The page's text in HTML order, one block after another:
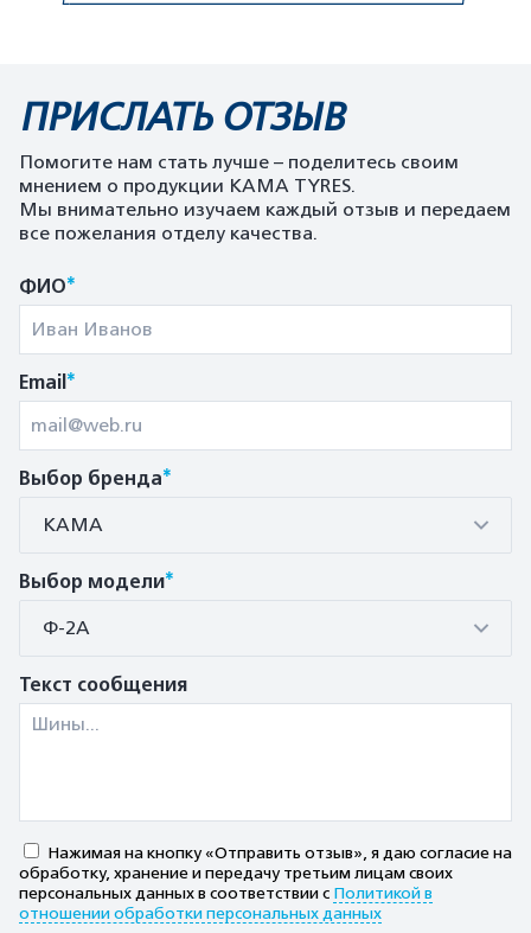
ПРИСЛАТЬ ОТЗЫВ
Помогите нам стать лучше – поделитесь своим
мнением о продукции KAMA TYRES.
Мы внимательно изучаем каждый отзыв и передаем
все пожелания отделу качества.
ФИО*
Email*
Выбор бренда*
КАМА
Выбор модели*
Ф-2А
Текст сообщения
Нажимая на кнопку «Отправить отзыв», я даю согласие на
обработку, хранение и передачу третьим лицам своих
персональных данных в соответствии с Политикой в
отношении обработки персональных данных